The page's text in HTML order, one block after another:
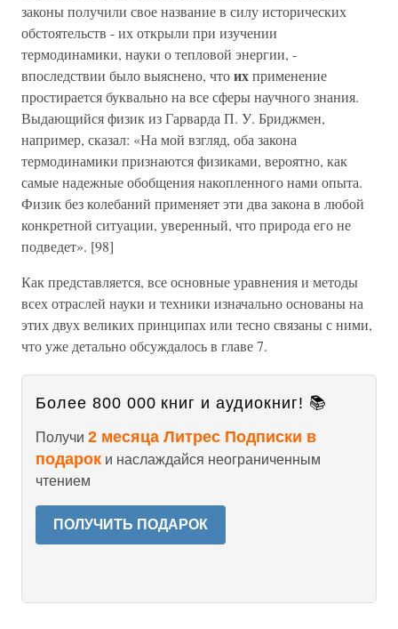
законы получили свое название в силу исторических
обстоятельств - их открыли при изучении
термодинамики, науки о тепловой энергии, -
впоследствии было выяснено, чтоихприменение
простирается буквально на все сферы научного знания.
Выдающийся физик из Гарварда П. У. Бриджмен,
например, сказал: «На мой взгляд, оба закона
термодинамики признаются физиками, вероятно, как
самые надежные обобщения накопленного нами опыта.
Физик без колебаний применяет эти два закона в любой
конкретной ситуации, уверенный, что природа его не
подведет». [98]
Как представляется, все основные уравнения и методы
всех отраслей науки и техники изначально основаны на
этих двух великих принципах или тесно связаны с ними,
что уже детально обсуждалось в главе 7.
Более 800 000 книг и аудиокниг! 📚
Получи 2 месяца Литрес Подписки в
подарок и наслаждайся неограниченным
чтением
ПОЛУЧИТЬ ПОДАРОК